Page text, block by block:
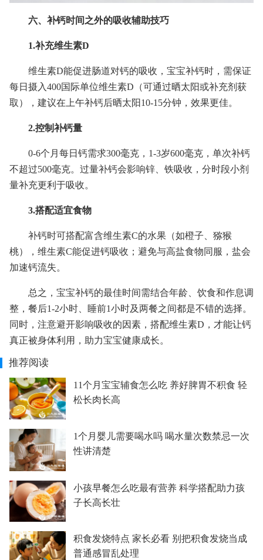
六、补钙时间之外的吸收辅助技巧
1.补充维生素D
维生素D能促进肠道对钙的吸收，宝宝补钙时，需保证
每日摄入400国际单位维生素D（可通过晒太阳或补充剂获
取），建议在上午补钙后晒太阳10-15分钟，效果更佳。
2.控制补钙量
0-6个月每日钙需求300毫克，1-3岁600毫克，单次补钙
不超过500毫克。过量补钙会影响锌、铁吸收，分时段小剂
量补充更利于吸收。
3.搭配适宜食物
补钙时可搭配富含维生素C的水果（如橙子、猕猴
桃），维生素C能促进钙吸收；避免与高盐食物同服，盐会
加速钙流失。
总之，宝宝补钙的最佳时间需结合年龄、饮食和作息调
整，餐后1-2小时、睡前1小时及两餐之间都是不错的选择。
同时，注意避开影响吸收的因素，搭配维生素D，才能让钙
真正被身体利用，助力宝宝健康成长。
推荐阅读
11个月宝宝辅食怎么吃 养好脾胃不积食 轻
松长肉长高
1个月婴儿需要喝水吗 喝水量次数禁忌一次
性讲清楚
小孩早餐怎么吃最有营养 科学搭配助力孩
子长高长壮
积食发烧特点 家长必看 别把积食发烧当成
普通感冒乱处理